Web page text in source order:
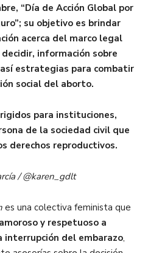
“Día de Acción Global por
su objetivo es brindar
acerca del marco legal
información sobre
estrategias para combatir
social del aborto.
para instituciones,
de la sociedad civil que
derechos reproductivos.
/ @karen_gdlt
es una colectiva feminista que
y respetuoso a
interrupción del embarazo,